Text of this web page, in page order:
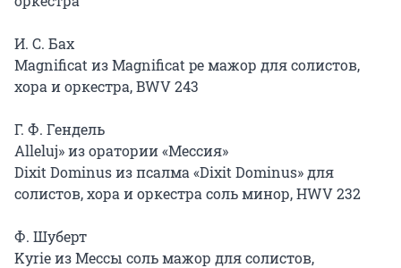
И. С. Бах
Magnificat из Magnificat pе мажор для солистов,
хора и оркестра, BWV 243
Г. Ф. Гендель
Alleluj» из оратории «Мессия»
Dixit Dominus из псалма «Dixit Dominus» для
солистов, хора и оркестра соль минор, HWV 232
Ф. Шуберт
Kyrie из Мессы cоль мажор для солистов,